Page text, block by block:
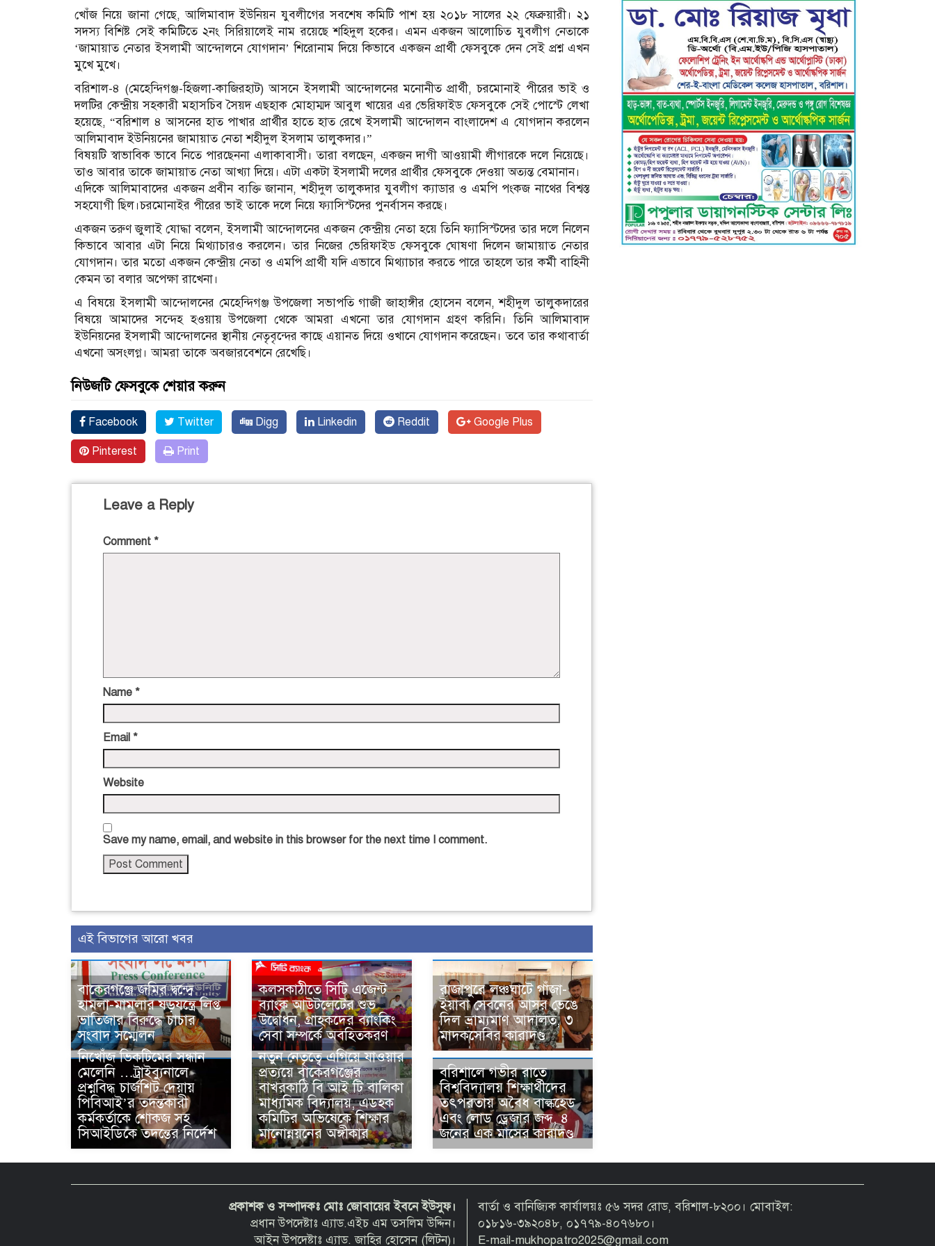
খোঁজ নিয়ে জানা গেছে, আলিমাবাদ ইউনিয়ন যুবলীগের সবশেষ কমিটি পাশ হয় ২০১৮ সালের ২২ ফেব্রুয়ারী। ২১
সদস্য বিশিষ্ট সেই কমিটিতে ২নং সিরিয়ালেই নাম রয়েছে শহিদুল হকের। এমন একজন আলোচিত যুবলীগ নেতাকে
‘জামায়াত নেতার ইসলামী আন্দোলনে যোগদান’ শিরোনাম দিয়ে কিভাবে একজন প্রার্থী ফেসবুকে দেন সেই প্রশ্ন এখন
মুখে মুখে।
বরিশাল-৪ (মেহেন্দিগঞ্জ-হিজলা-কাজিরহাট) আসনে ইসলামী আন্দোলনের মনোনীত প্রার্থী, চরমোনাই পীরের ভাই ও
দলটির কেন্দ্রীয় সহকারী মহাসচিব সৈয়দ এছহাক মোহাম্মদ আবুল খায়ের এর ভেরিফাইড ফেসবুকে সেই পোস্টে লেখা
হয়েছে, “বরিশাল ৪ আসনের হাত পাখার প্রার্থীর হাতে হাত রেখে ইসলামী আন্দোলন বাংলাদেশ এ যোগদান করলেন
আলিমাবাদ ইউনিয়নের জামায়াত নেতা শহীদুল ইসলাম তালুকদার।”
বিষয়টি স্বাভাবিক ভাবে নিতে পারছেননা এলাকাবাসী। তারা বলছেন, একজন দাগী আওয়ামী লীগারকে দলে নিয়েছে।
তাও আবার তাকে জামায়াত নেতা আখ্যা দিয়ে। এটা একটা ইসলামী দলের প্রার্থীর ফেসবুকে দেওয়া অত্যন্ত বেমানান।
এদিকে আলিমাবাদের একজন প্রবীন ব্যক্তি জানান, শহীদুল তালুকদার যুবলীগ ক্যাডার ও এমপি পংকজ নাথের বিশ্বস্ত
সহযোগী ছিল।চরমোনাইর পীরের ভাই তাকে দলে নিয়ে ফ্যাসিস্টদের পুনর্বাসন করছে।
একজন তরুণ জুলাই যোদ্ধা বলেন, ইসলামী আন্দোলনের একজন কেন্দ্রীয় নেতা হয়ে তিনি ফ্যাসিস্টদের তার দলে নিলেন
কিভাবে আবার এটা নিয়ে মিথ্যাচারও করলেন। তার নিজের ভেরিফাইড ফেসবুকে ঘোষণা দিলেন জামায়াত নেতার
যোগদান। তার মতো একজন কেন্দ্রীয় নেতা ও এমপি প্রার্থী যদি এভাবে মিথ্যাচার করতে পারে তাহলে তার কর্মী বাহিনী
কেমন তা বলার অপেক্ষা রাখেনা।
এ বিষয়ে ইসলামী আন্দোলনের মেহেন্দিগঞ্জ উপজেলা সভাপতি গাজী জাহাঙ্গীর হোসেন বলেন, শহীদুল তালুকদারের
বিষয়ে আমাদের সন্দেহ হওয়ায় উপজেলা থেকে আমরা এখনো তার যোগদান গ্রহণ করিনি। তিনি আলিমাবাদ
ইউনিয়নের ইসলামী আন্দোলনের স্থানীয় নেতৃবৃন্দের কাছে এয়ানত দিয়ে ওখানে যোগদান করেছেন। তবে তার কথাবার্তা
এখনো অসংলগ্ন। আমরা তাকে অবজারবেশনে রেখেছি।
নিউজটি ফেসবুকে শেয়ার করুন
Facebook Twitter Digg Linkedin Reddit Google Plus
Pinterest Print
Leave a Reply
Comment *
Name *
Email *
Website
Save my name, email, and website in this browser for the next time I comment.
এই বিভাগের আরো খবর
বাকেরগঞ্জে জমির দ্বন্দ্বে
হামলা-মামলার ষড়যন্ত্রে লিপ্ত
ভাতিজার বিরুদ্ধে চাচার
সংবাদ সম্মেলন
কলসকাঠীতে সিটি এজেন্ট
ব্যাংক আউটলেটের শুভ
উদ্বোধন, গ্রাহকদের ব্যাংকিং
সেবা সম্পর্কে অবহিতকরণ
রাজাপুরে লঞ্চঘাটে গাঁজা-
ইয়াবা সেবনের আসর ভেঙে
দিল ভ্রাম্যমাণ আদালত, ৩
মাদকসেবির কারাদণ্ড
নিখোঁজ ভিকটিমের সন্ধান
মেলেনি …ট্রাইব্যুনালে
প্রশ্নবিদ্ধ চার্জশিট দেয়ায়
পিবিআই’র তদন্তকারী
কর্মকর্তাকে শোকজ সহ
সিআইডিকে তদন্তের নির্দেশ
নতুন নেতৃত্বে এগিয়ে যাওয়ার
প্রত্যয়ে বাকেরগঞ্জের
বাখরকাঠি বি আই টি বালিকা
মাধ্যমিক বিদ্যালয়, এডহক
কমিটির অভিষেকে শিক্ষার
মানোন্নয়নের অঙ্গীকার
বরিশালে গভীর রাতে
বিশ্ববিদ্যালয় শিক্ষার্থীদের
তৎপরতায় অবৈধ বাল্কহেড
এবং লোড ড্রেজার জব্দ, ৪
জনের এক মাসের কারাদণ্ড
বরিশাল ক্লাবের সভাপতি নির্বাচিত
হওয়ায় এ্যাডঃ মুজিবুর রহমান সরোয়ার
কে ফুলেল শুভেচ্ছা”
গৌরনদী প্রেসক্লাবের সাধারণ সম্পাদক
এস. এম. জুলফিকারের ওপর অতর্কিত
হামলা: তীব্র নিন্দা ও শাস্তির দাবি
প্রকাশক ও সম্পাদকঃ মোঃ জোবায়ের ইবনে ইউসুফ।
প্রধান উপদেষ্টাঃ এ্যাড.এইচ এম তসলিম উদ্দিন।
আইন উপদেষ্টাঃ এ্যাড. জাহির হোসেন (লিটন)।
বার্তা ও বানিজ্যিক কার্যালয়ঃ ৫৬ সদর রোড, বরিশাল-৮২০০। মোবাইল:
০১৮১৬-৩৯২০৪৮, ০১৭৭৯-৪০৭৬৮০।
E-mail-mukhopatro2025@gmail.com